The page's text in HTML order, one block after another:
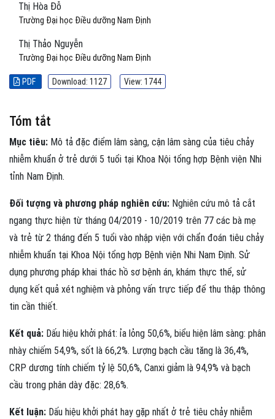
Thị Hòa Đỗ
Trường Đại học Điều dưỡng Nam Định
Thị Thảo Nguyễn
Trường Đại học Điều dưỡng Nam Định
PDF Download: 1127 View: 1744
Tóm tắt
Mục tiêu: Mô tả đặc điểm lâm sàng, cận lâm sàng của tiêu chảy
nhiễm khuẩn ở trẻ dưới 5 tuổi tại Khoa Nội tổng hợp Bệnh viện Nhi
tỉnh Nam Định.
Đối tượng và phương pháp nghiên cứu: Nghiên cứu mô tả cắt
ngang thực hiện từ tháng 04/2019 - 10/2019 trên 77 các bà mẹ
và trẻ từ 2 tháng đến 5 tuổi vào nhập viện với chẩn đoán tiêu chảy
nhiễm khuẩn tại Khoa Nội tổng hợp Bệnh viện Nhi Nam Định. Sử
dụng phương pháp khai thác hồ sơ bệnh án, khám thực thể, sử
dụng kết quả xét nghiệm và phỏng vấn trực tiếp để thu thập thông
tin cần thiết.
Kết quả: Dấu hiệu khởi phát: ỉa lỏng 50,6%, biểu hiện lâm sàng: phân
nhày chiếm 54,9%, sốt là 66,2%. Lượng bạch cầu tăng là 36,4%,
CRP dương tính chiếm tỷ lệ 50,6%, Canxi giảm là 94,9% và bạch
cầu trong phân dày đặc: 28,6%.
Kết luận: Dấu hiệu khởi phát hay gặp nhất ở trẻ tiêu chảy nhiễm